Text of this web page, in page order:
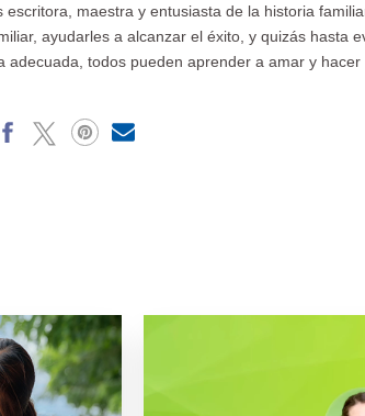
escritora, maestra y entusiasta de la historia
ayudarles a alcanzar el éxito, y quizás hasta
adecuada, todos pueden aprender a amar y hacer